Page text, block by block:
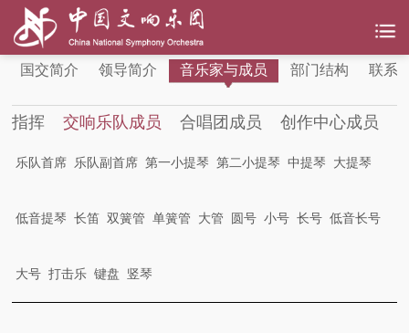
国交简介 领导简介 音乐家与成员 部门结构 联系
指挥 交响乐队成员 合唱团成员 创作中心成员
乐队首席 乐队副首席 第一小提琴 第二小提琴 中提琴 大提琴
低音提琴 长笛 双簧管 单簧管 大管 圆号 小号 长号 低音长号
大号 打击乐 键盘 竖琴